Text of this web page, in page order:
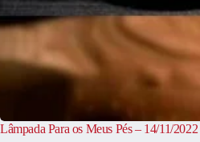
Lâmpada Para os Meus Pés – 14/11/2022